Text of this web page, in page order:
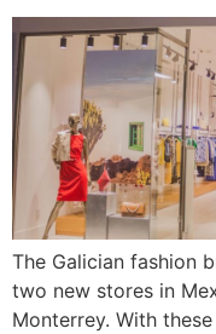
The Galician fashion
two new stores in
Monterrey. With